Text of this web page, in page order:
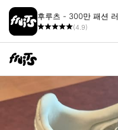
후루츠 - 300만 패션
(4.9)